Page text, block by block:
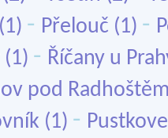
(1) - Přelouč (1) -
(1) - Říčany u
pod
(1) -